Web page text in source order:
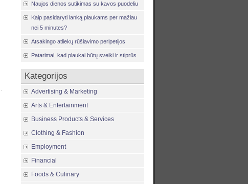
Naujos dienos sutikimas su kavos puodeliu
Kaip pasidaryti lanką plaukams per mažiau
nei 5 minutes?
Atsakingo atliekų rūšiavimo peripetijos
Patarimai, kad plaukai būtų sveiki ir stiprūs
Kategorijos
Advertising & Marketing
Arts & Entertainment
Business Products & Services
Clothing & Fashion
Employment
Financial
Foods & Culinary